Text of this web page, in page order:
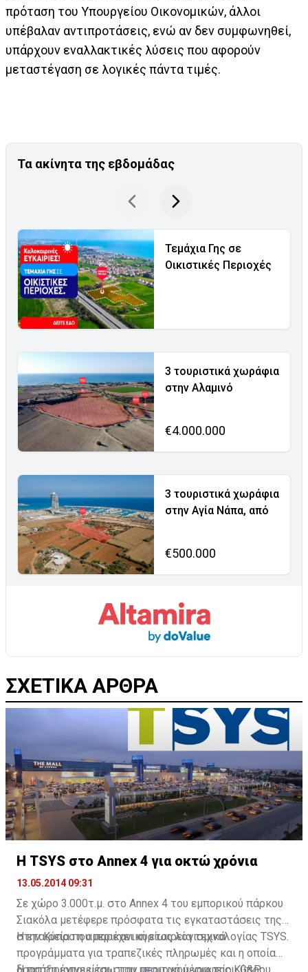
πρόταση του Υπουργείου Οικονομικών, άλλοι
υπέβαλαν αντιπροτάσεις, ενώ αν δεν συμφωνηθεί,
υπάρχουν εναλλακτικές λύσεις που αφορούν
μεταστέγαση σε λογικές πάντα τιμές.
Τα ακίνητα της εβδομάδας
Τεμάχια Γης σε
Οικιστικές Περιοχές
3 τουριστικά χωράφια
στην Αλαμινό
€4.000.000
3 τουριστικά χωράφια
στην Αγία Νάπα, από
€500.000
ΣΧΕΤΙΚΑ ΑΡΘΡΑ
Η TSYS στο Annex 4 για οκτώ χρόνια
13.05.2014 09:31
Σε χώρο 3.000τ.μ. στο Annex 4 του εμπορικού πάρκου
Σιακόλα μετέφερε πρόσφατα τις εγκαταστάσεις της
στην Κύπρο η αμερικανική εταιρεία τεχνολογίας TSYS.
H εταιρεία που παρέχει κυρίως λογισμικά
προγράμματα για τραπεζικές πληρωμές και η οποία